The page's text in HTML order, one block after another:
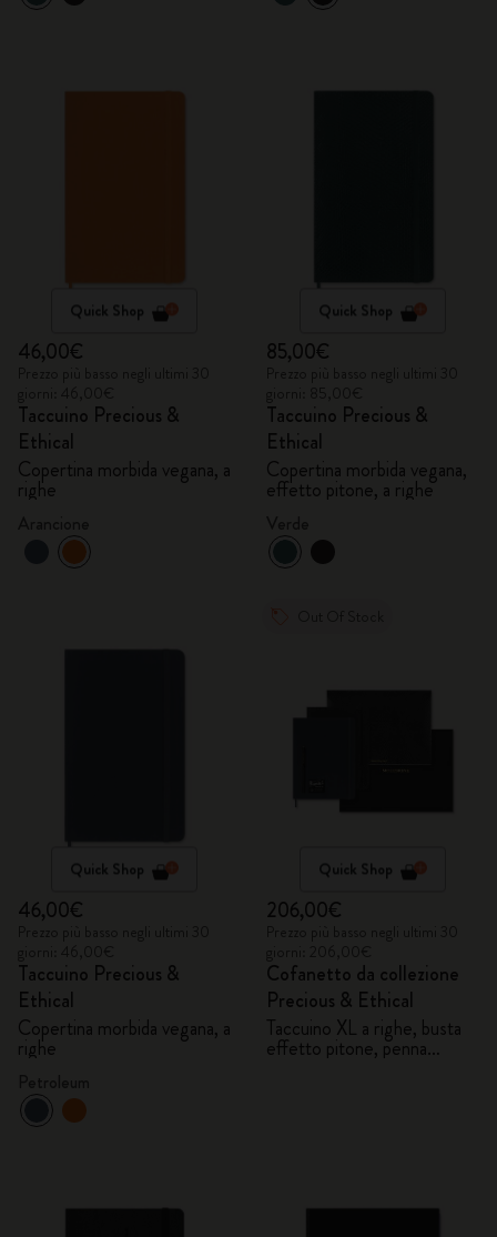
Quick Shop
46,00€
Taccuino Precious &
Ethical
Copertina morbida vegana, a
righe
Quick Shop
85,00€
Taccuino Precious &
Ethical
Copertina morbida vegana,
effetto pitone, a righe
Quick Shop
46,00€
Taccuino Precious &
Ethical
Copertina morbida vegana, a
righe
Quick Shop
206,00€
Cofanetto da collezione
Precious & Ethical
Taccuino XL a righe, busta
effetto pitone, penna
stilografica Kaweco